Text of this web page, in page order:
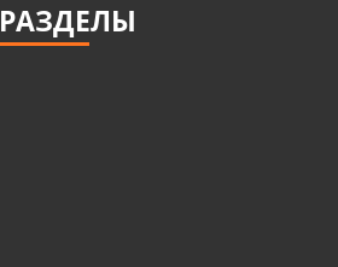
РАЗДЕЛЫ